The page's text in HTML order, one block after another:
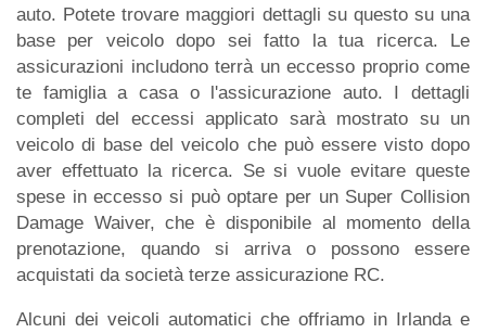
auto. Potete trovare maggiori dettagli su questo su una
base per veicolo dopo sei fatto la tua ricerca. Le
assicurazioni includono terrà un eccesso proprio come
te famiglia a casa o l'assicurazione auto. I dettagli
completi del eccessi applicato sarà mostrato su un
veicolo di base del veicolo che può essere visto dopo
aver effettuato la ricerca. Se si vuole evitare queste
spese in eccesso si può optare per un Super Collision
Damage Waiver, che è disponibile al momento della
prenotazione, quando si arriva o possono essere
acquistati da società terze assicurazione RC.
Alcuni dei veicoli automatici che offriamo in Irlanda e